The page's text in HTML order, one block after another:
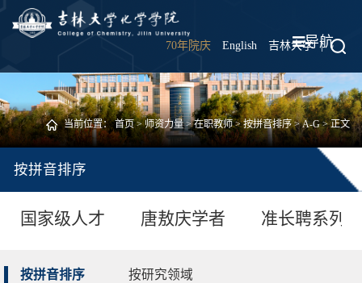
70年院庆 English 吉林大学 |
导航
当前位置：首页>师资力量>在职教师>按拼音排序>A-G> 正文
按拼音排序
国家级人才 唐敖庆学者 准长聘系列
按拼音排序 按研究领域